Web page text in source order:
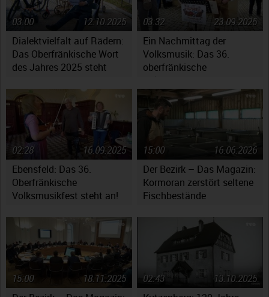
Dialektvielfalt auf Rädern:
Das Oberfränkische Wort
des Jahres 2025 steht
12.10.2025
03:00
Ein Nachmittag der
Volksmusik: Das 36.
oberfränkische
Ebensfeld
23.09.2025
03:32
Ebensfeld: Das 36.
Oberfränkische
Volksmusikfest steht an!
16.09.2025
02:28
Der Bezirk – Das Magazin:
Kormoran zerstört seltene
Fischbestände
16.06.2026
15:00
18.11.2025
15:00
13.10.2025
02:43